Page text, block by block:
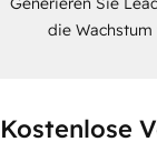
die
Kostenlose